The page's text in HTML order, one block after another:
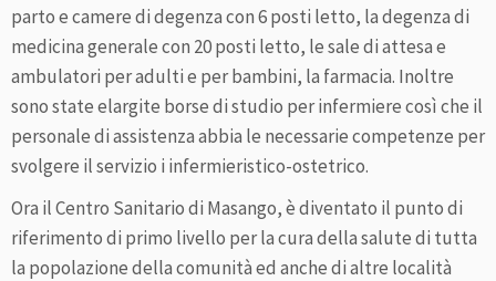
parto e camere di degenza con 6 posti letto, la degenza di
medicina generale con 20 posti letto, le sale di attesa e
ambulatori per adulti e per bambini, la farmacia. Inoltre
sono state elargite borse di studio per infermiere così che il
personale di assistenza abbia le necessarie competenze per
svolgere il servizio i infermieristico-ostetrico.
Ora il Centro Sanitario di Masango, è diventato il punto di
riferimento di primo livello per la cura della salute di tutta
la popolazione della comunità ed anche di altre località